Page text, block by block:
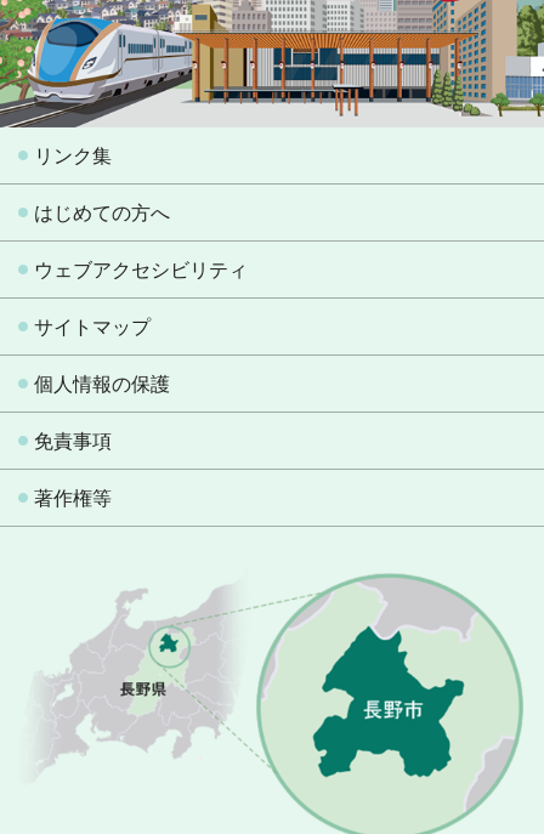
リンク集
はじめての方へ
ウェブアクセシビリティ
サイトマップ
個人情報の保護
免責事項
著作権等